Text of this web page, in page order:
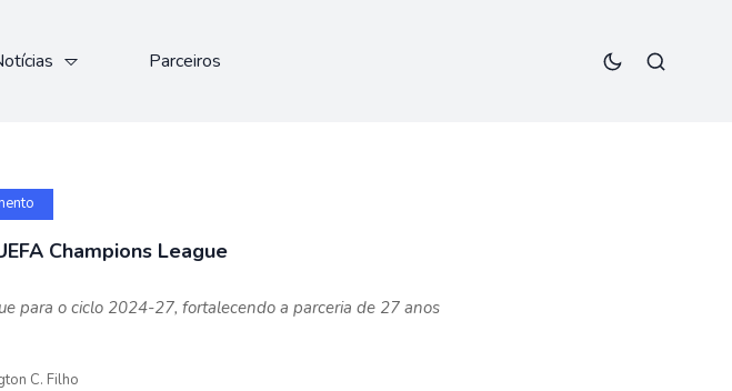
Parceiros
Champions League
para o ciclo 2024-27, fortalecendo a parceria de 27 anos
C. Filho